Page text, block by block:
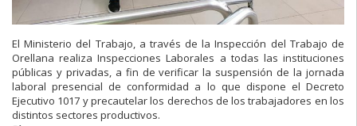
El Ministerio del Trabajo, a través de la Inspección del Trabajo de
Orellana realiza Inspecciones Laborales a todas las instituciones
públicas y privadas, a fin de verificar la suspensión de la jornada
laboral presencial de conformidad a lo que dispone el Decreto
Ejecutivo 1017 y precautelar los derechos de los trabajadores en los
distintos sectores productivos.